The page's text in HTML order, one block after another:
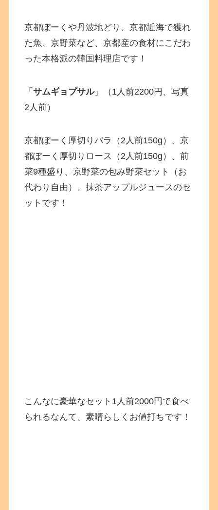
京都ぽーくや丹波地どり、京都近海で獲れ
た魚、京野菜など、京都産の食材にこだわ
った本格派の韓国料理店です！
「サムギョプサル」（1人前2200円、写真
2人前）
京都ぽーく厚切りバラ（2人前150g）、京
都ぽーく厚切りロース（2人前150g）、前
菜9種盛り、京野菜の包み野菜セット（お
代わり自由）、抹茶アップルジュースのセ
ットです！
こんなに豪華なセット1人前2000円で食べ
られるなんて、素晴らしくお値打ちです！